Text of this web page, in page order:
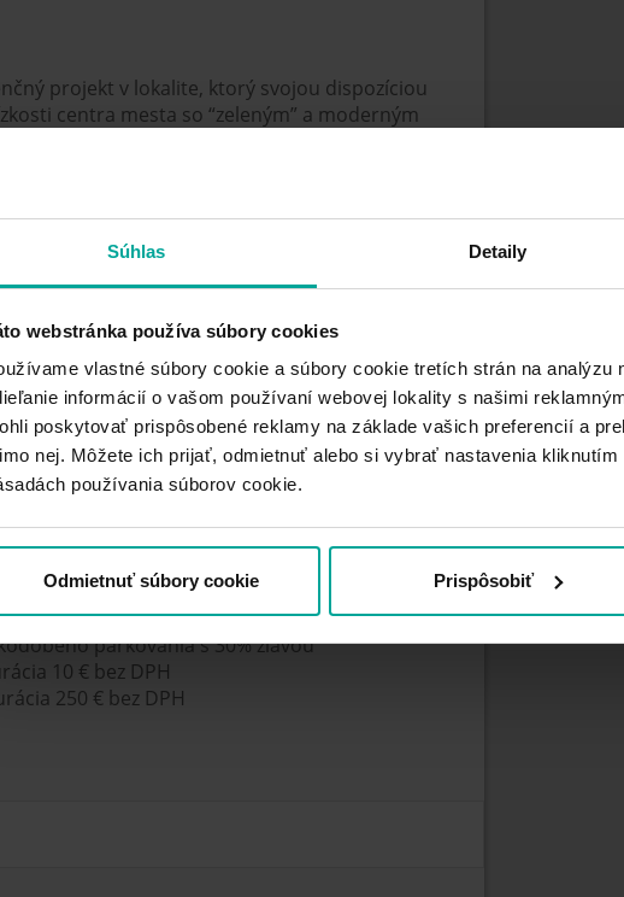
Súhlas Detaily
webstránka používa súbory cookies
vlastné súbory cookie a súbory cookie tretích strán na analýzu
informácií o vašom používaní webovej lokality s našimi
poskytovať prispôsobené reklamy na základe vašich preferencií a
nej. Môžete ich prijať, odmietnuť alebo si vybrať nastavenia
používania súborov cookie.
Odmietnuť súbory cookie Prispôsobiť
projekt v lokalite, ktorý svojou dispozíciou
centra mesta so “zeleným” a moderným
zóna je v prízemí každého bloku s priestormi
rôznymi službami. Parkovisko má okrem miest
pre verejnosť s kapacitou 150 miest.
PARKOVANIE
do 8:00 hod. + víkendy a štátne sviatky -
1,00€, nočné maximum 5,00€
( daňového dokladu )
služby v danom mesiaci
parkovania s 30% zľavou
10 € bez DPH
250 € bez DPH